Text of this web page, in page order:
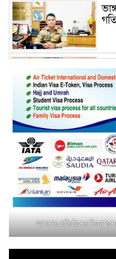
আপনার প্রতিষ্ঠানের